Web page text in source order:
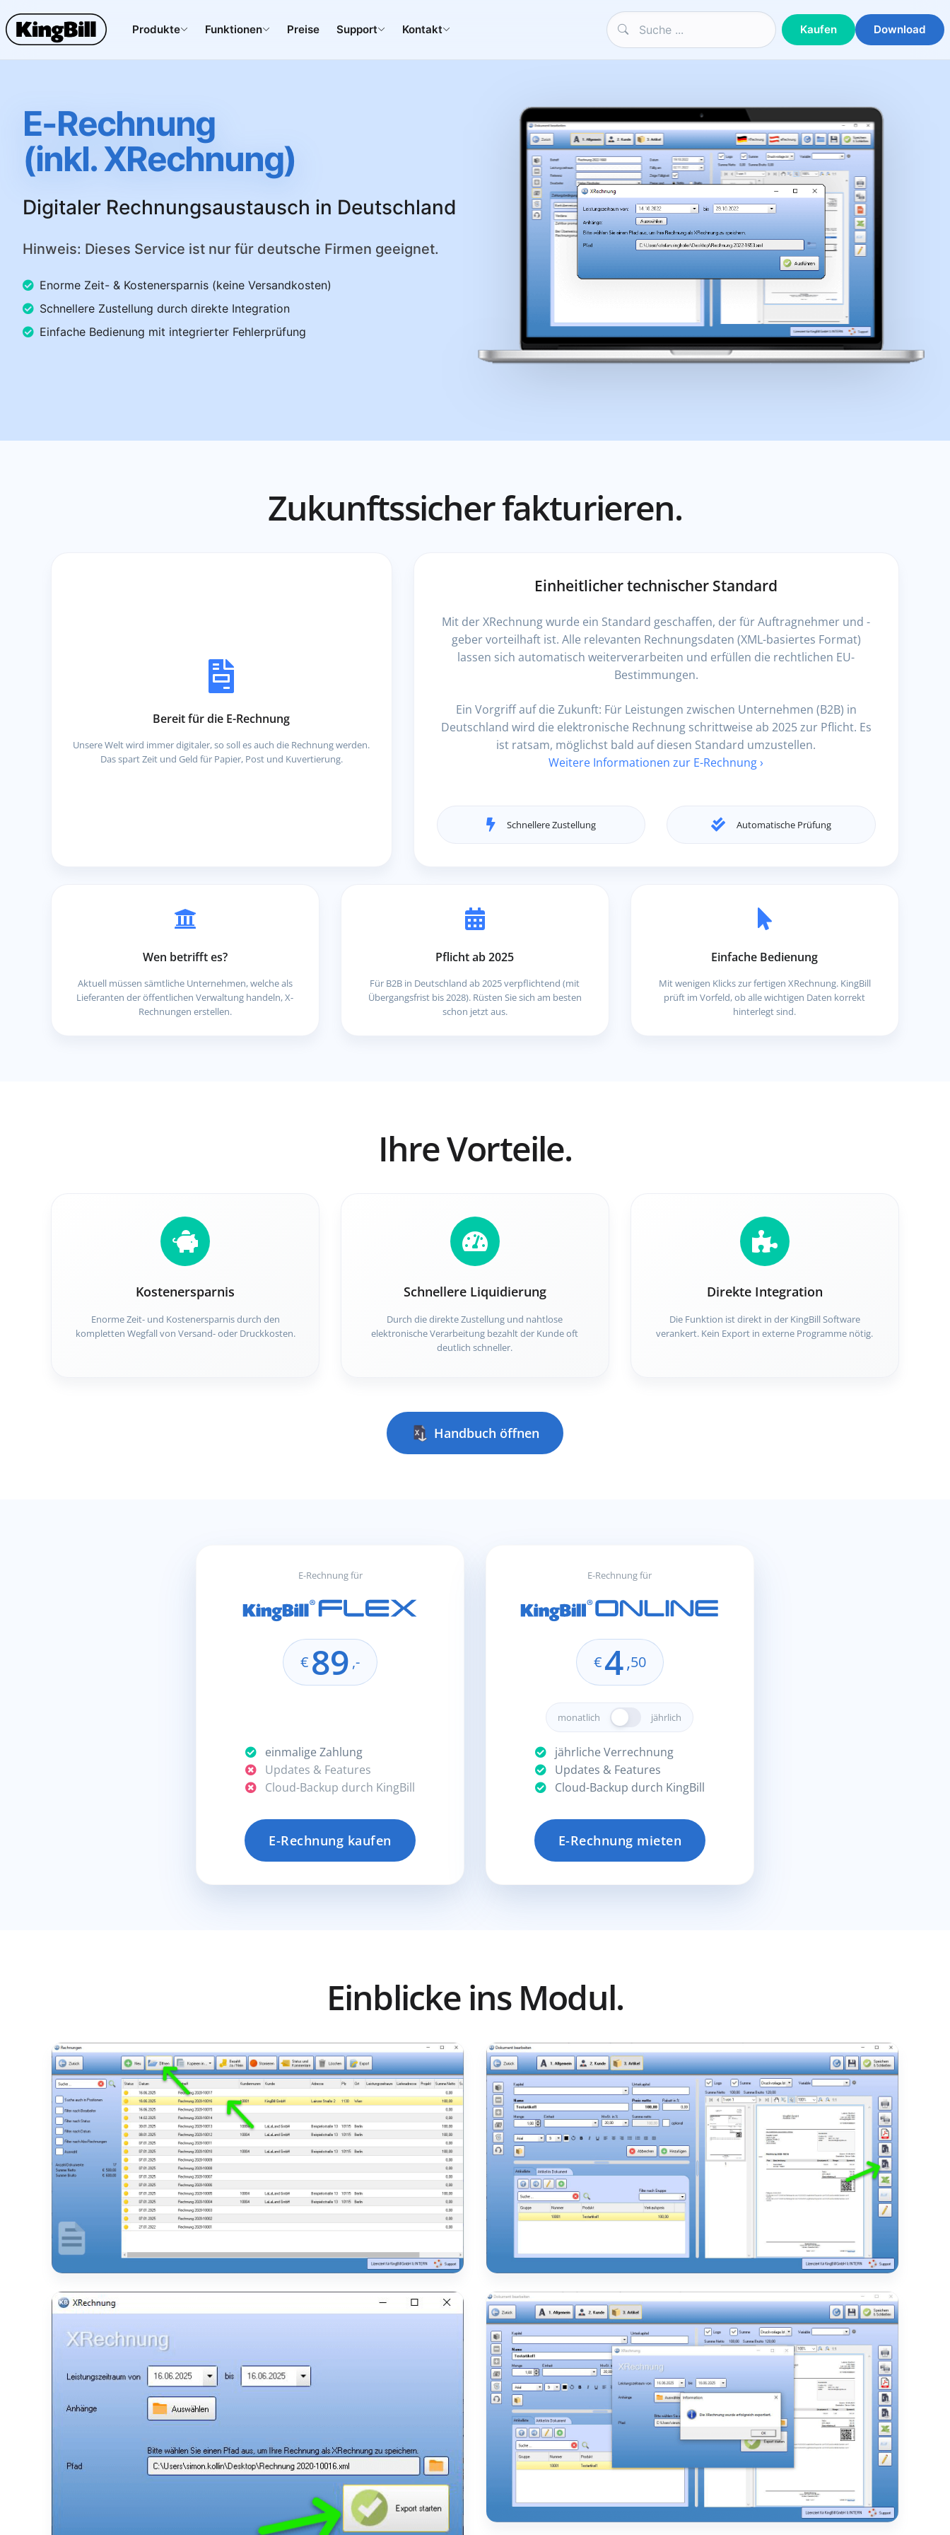
Produkte Funktionen Preise Support Kontakt Kaufen Download
E-Rechnung
(inkl. XRechnung)
Digitaler Rechnungsaustausch in Deutschland
Hinweis: Dieses Service ist nur für deutsche Firmen geeignet.
Enorme Zeit- & Kostenersparnis (keine Versandkosten)
Schnellere Zustellung durch direkte Integration
Einfache Bedienung mit integrierter Fehlerprüfung
Zukunftssicher fakturieren.
Bereit für die E-Rechnung
Unsere Welt wird immer digitaler, so soll es auch die Rechnung werden.
Das spart Zeit und Geld für Papier, Post und Kuvertierung.
Einheitlicher technischer Standard
Mit der XRechnung wurde ein Standard geschaffen, der für Auftragnehmer und -
geber vorteilhaft ist. Alle relevanten Rechnungsdaten (XML-basiertes Format)
lassen sich automatisch weiterverarbeiten und erfüllen die rechtlichen EU-
Bestimmungen.
Ein Vorgriff auf die Zukunft: Für Leistungen zwischen Unternehmen (B2B) in
Deutschland wird die elektronische Rechnung schrittweise ab 2025 zur Pflicht. Es
ist ratsam, möglichst bald auf diesen Standard umzustellen.
Weitere Informationen zur E-Rechnung ›
Schnellere Zustellung Automatische Prüfung
Wen betrifft es?
Aktuell müssen sämtliche Unternehmen, welche als
Lieferanten der öffentlichen Verwaltung handeln, X-
Rechnungen erstellen.
Pflicht ab 2025
Für B2B in Deutschland ab 2025 verpflichtend (mit
Übergangsfrist bis 2028). Rüsten Sie sich am besten
schon jetzt aus.
Einfache Bedienung
Mit wenigen Klicks zur fertigen XRechnung. KingBill
prüft im Vorfeld, ob alle wichtigen Daten korrekt
hinterlegt sind.
Ihre Vorteile.
Kostenersparnis
Enorme Zeit- und Kostenersparnis durch den
kompletten Wegfall von Versand- oder Druckkosten.
Schnellere Liquidierung
Durch die direkte Zustellung und nahtlose
elektronische Verarbeitung bezahlt der Kunde oft
deutlich schneller.
Direkte Integration
Die Funktion ist direkt in der KingBill Software
verankert. Kein Export in externe Programme nötig.
Handbuch öffnen
E-Rechnung für
€ 89 ,-
einmalige Zahlung
Updates & Features
Cloud-Backup durch KingBill
E-Rechnung kaufen
E-Rechnung für
€4,50
monatlich jährlich
jährliche Verrechnung
Updates & Features
Cloud-Backup durch KingBill
E-Rechnung mieten
Einblicke ins Modul.